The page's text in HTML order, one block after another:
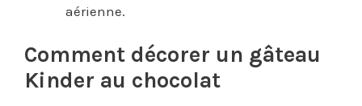
aérienne.
Comment décorer un gâteau
Kinder au chocolat